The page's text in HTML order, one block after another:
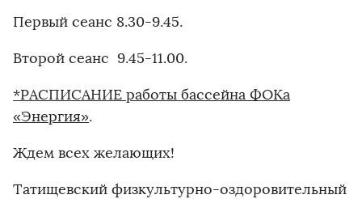
Первый сеанс 8.30-9.45.
Второй сеанс 9.45-11.00.
*РАСПИСАНИЕ работы бассейна ФОКа
«Энергия».
Ждем всех желающих!
Татищевский физкультурно-оздоровительный